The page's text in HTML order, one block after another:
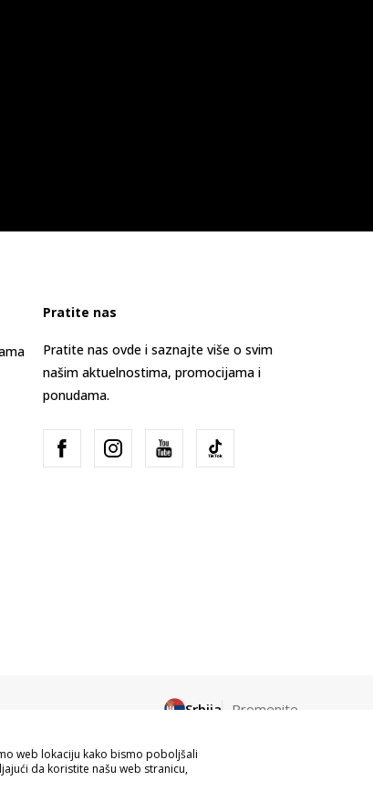
Pratite nas
Pratite nas ovde i saznajte više o svim
našim aktuelnostima, promocijama i
ponudama.
Srbija Promenite
web lokaciju kako bismo poboljšali
da koristite našu web stranicu,